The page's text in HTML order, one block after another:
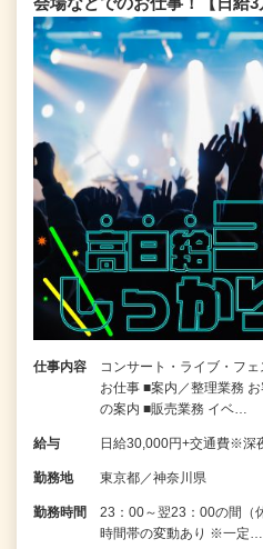
仕事内容
コンサート・ライブ・フ
お仕事 ■案内／整理業務
の案内 ■販売業務 イベ…
給与 日給30,000円+交通費※深
勤務地 東京都／神奈川県
勤務時間
23：00～翌23：00の間（
時間帯の変動あり ※一定…